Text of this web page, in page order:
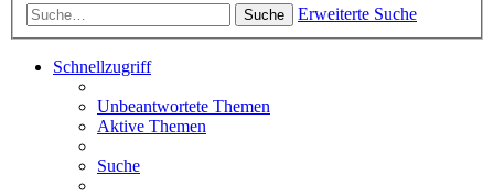
Suche Erweiterte Suche
Schnellzugriff
Unbeantwortete Themen
Aktive Themen
Suche